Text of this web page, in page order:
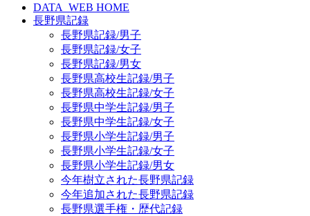
DATA_WEB HOME
長野県記録
長野県記録/男子
長野県記録/女子
長野県記録/男女
長野県高校生記録/男子
長野県高校生記録/女子
長野県中学生記録/男子
長野県中学生記録/女子
長野県小学生記録/男子
長野県小学生記録/女子
長野県小学生記録/男女
今年樹立された長野県記録
今年追加された長野県記録
長野県選手権・歴代記録